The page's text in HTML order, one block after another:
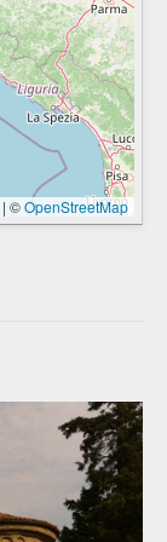
| ©OpenStreetMap